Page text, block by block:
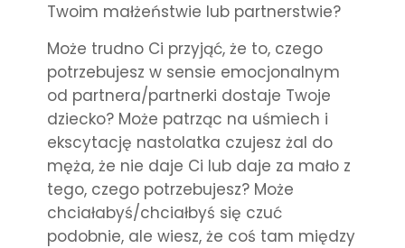
Twoim małżeństwie lub partnerstwie?
Może trudno Ci przyjąć, że to, czego
potrzebujesz w sensie emocjonalnym
od partnera/partnerki dostaje Twoje
dziecko? Może patrząc na uśmiech i
ekscytację nastolatka czujesz żal do
męża, że nie daje Ci lub daje za mało z
tego, czego potrzebujesz? Może
chciałabyś/chciałbyś się czuć
podobnie, ale wiesz, że coś tam między